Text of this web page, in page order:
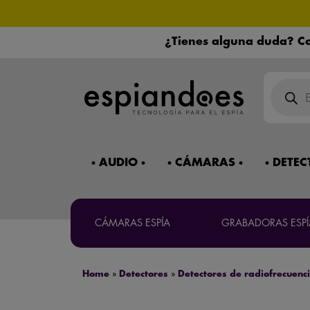
¿Tienes alguna duda?
AUDIO CÁMARAS
CÁMARAS ESPÍA GRABADORAS
Home » Detectores » Detectores de
Máxima
¿Necesitas